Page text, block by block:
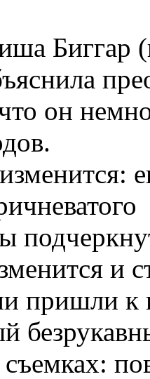
Биггар
он
и
пришли к